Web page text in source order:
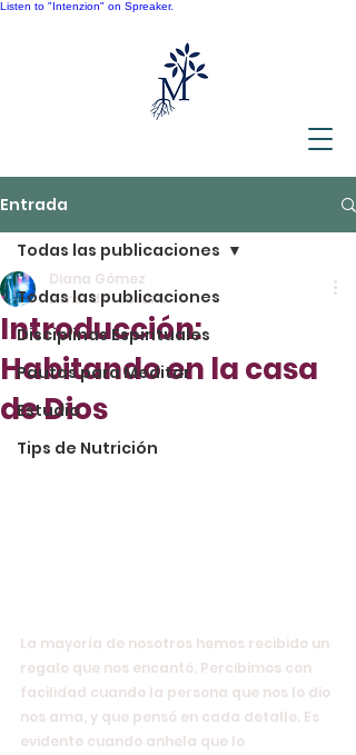
Listen to "Intenzion" on Spreaker.
Entrada
Todas las publicaciones
Disciplinas Espirituales
Pautas para Meditar
Estudio
Tips de Nutrición
Todas las publicaciones
Introducción:
Habitando en la casa
de Dios
Diana Gómez
2 min de lectura
La mayoría de nosotros hemos recibido un
regalo que nos encantó. Percibimos con
facilidad cuando la persona que nos lo dio
nos ama, y que pensó en cada detalle. Es
evidente cuando anhela que lo